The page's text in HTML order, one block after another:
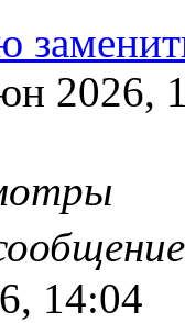
2026,
14:04